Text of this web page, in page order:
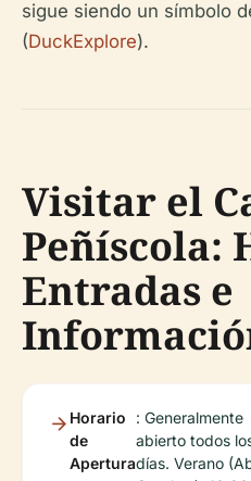
sigue siendo un símbolo
(DuckExplore).
Visitar el
Peñíscola:
Entradas e
Horario
de
Apertura
: Generalmente
abierto todos
días. Verano